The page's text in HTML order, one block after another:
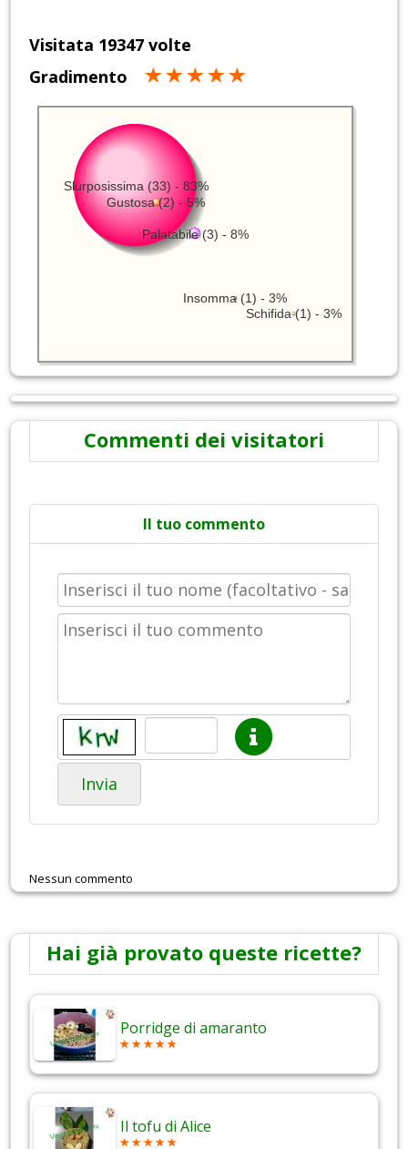
Visitata 19347 volte
Gradimento
Slurposissima (33) - 83%
Palatabile (3) - 8%
Gustosa (2) - 5%
Schifida (1) - 3%
Insomma (1) - 3%
Commenti dei visitatori
Il tuo commento
Invia
Nessun commento
Hai già provato queste ricette?
Porridge di amaranto
Il tofu di Alice